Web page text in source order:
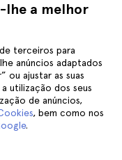
lhe a melhor
terceiros para
anúncios adaptados
ou ajustar as suas
utilização dos seus
de anúncios,
, bem como nos
.